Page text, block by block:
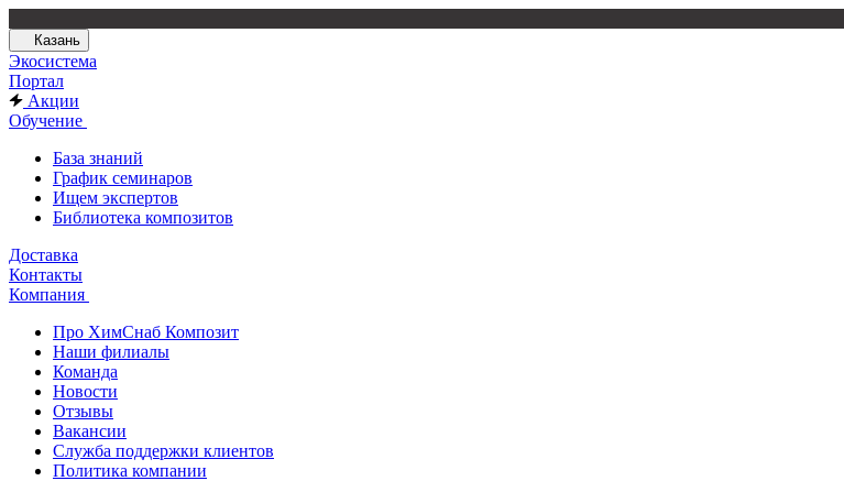
Казань
Экосистема
Портал
Акции
Обучение
База знаний
График семинаров
Ищем экспертов
Библиотека композитов
Доставка
Контакты
Компания
Про ХимСнаб Композит
Наши филиалы
Команда
Новости
Отзывы
Вакансии
Служба поддержки клиентов
Политика компании